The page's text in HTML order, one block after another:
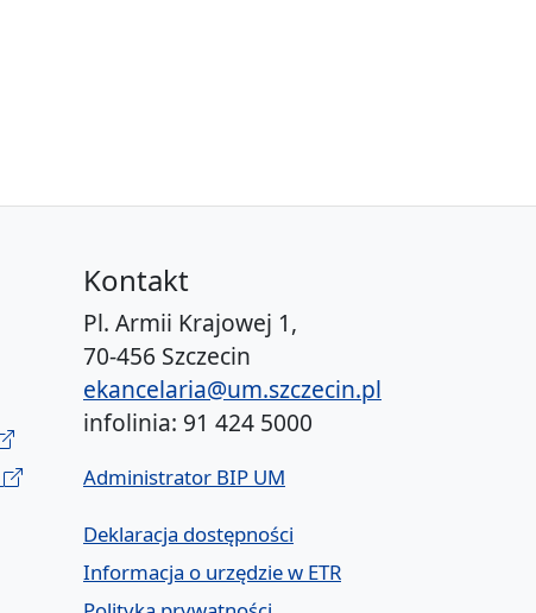
Kontakt
Pl. Armii Krajowej 1,
70-456 Szczecin
ekancelaria@um.szczecin.pl
infolinia: 91 424 5000
Administrator BIP UM
Deklaracja dostępności
Informacja o urzędzie w ETR